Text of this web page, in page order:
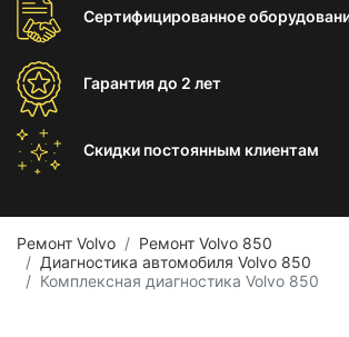
Сертифицированное
Гарантиядо 2 лет
Скидки постоянным клиентам
Ремонт Volvo
Ремонт Volvo 850
Диагностика автомобиля Volvo 850
Комплексная диагностика Volvo 850